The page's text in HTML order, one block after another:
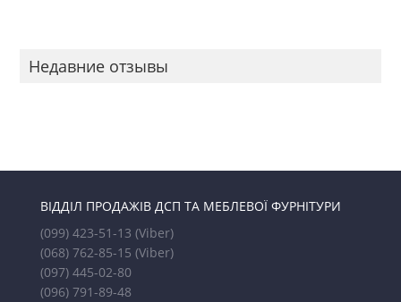
Недавние отзывы
ВІДДІЛ ПРОДАЖІВ ДСП ТА МЕБЛЕВОЇ ФУРНІТУРИ
(099) 423-51-13 (Viber)
(068) 762-85-15 (Viber)
(097) 445-02-80
(096) 791-89-48